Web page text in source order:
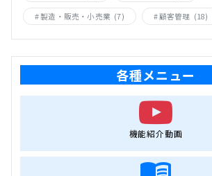
製造・販売・小売業 (7) 顧客管理 (18)
各種メニュー
機能紹介動画